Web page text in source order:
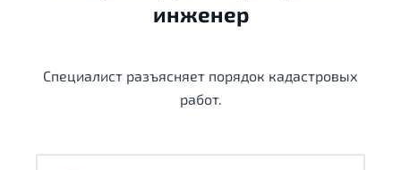
инженер
Специалист разъясняет порядок кадастровых
работ.